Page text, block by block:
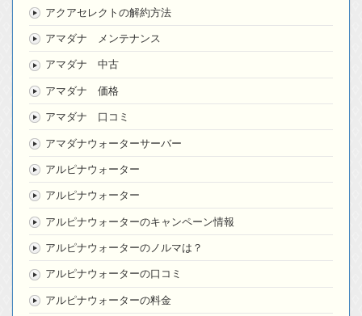
アクアセレクトの解約方法
アマダナ メンテナンス
アマダナ 中古
アマダナ 価格
アマダナ 口コミ
アマダナウォーターサーバー
アルピナウォーター
アルピナウォーター
アルピナウォーターのキャンペーン情報
アルピナウォーターのノルマは？
アルピナウォーターの口コミ
アルピナウォーターの料金